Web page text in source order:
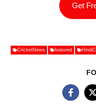
Get
CricketNews featured